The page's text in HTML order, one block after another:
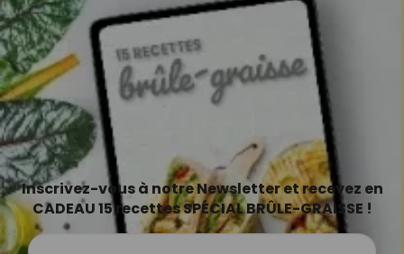
Inscrivez-vous à notre Newsletter et recevez en
CADEAU 15 recettes SPÉCIAL BRÛLE-GRAISSE !